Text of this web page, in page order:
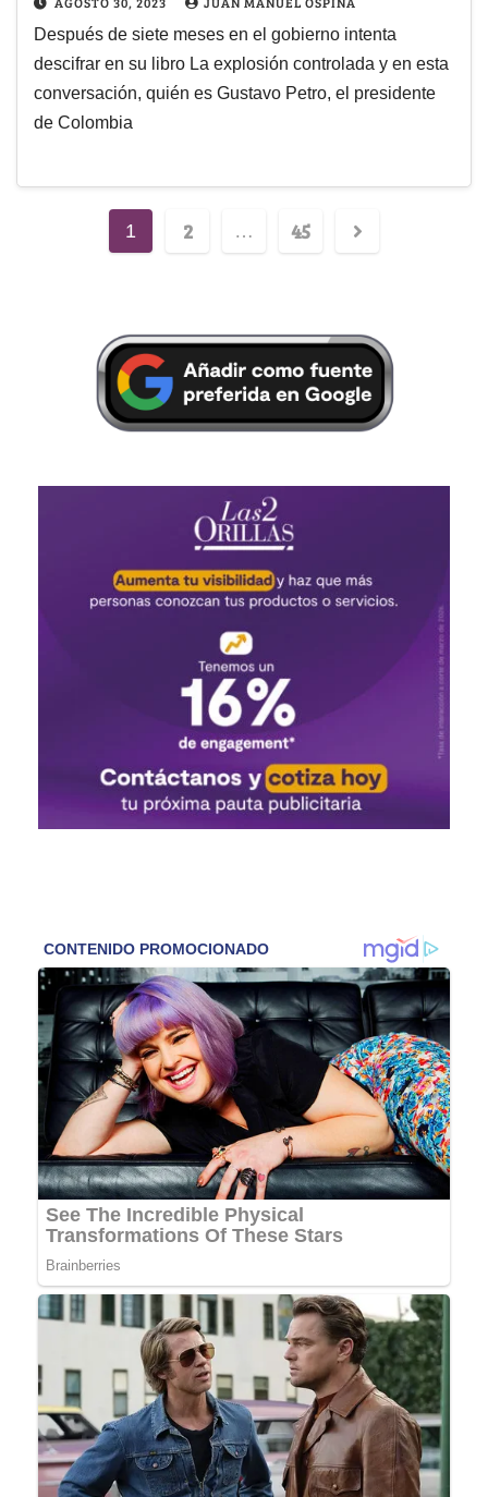
Después de siete meses en el gobierno intenta
descifrar en su libro La explosión controlada y en esta
conversación, quién es Gustavo Petro, el presidente
de Colombia
1 2 … 45